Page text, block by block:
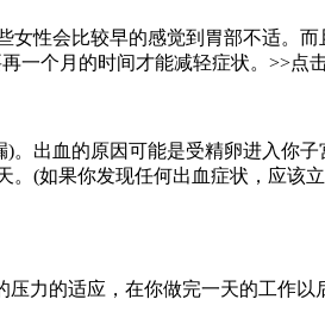
女性会比较早的感觉到胃部不适。
一个月的时间才能减轻症状。>>点
出血的原因可能是受精卵进入你
(如果你发现任何出血症状，应该
力的适应，在你做完一天的工作